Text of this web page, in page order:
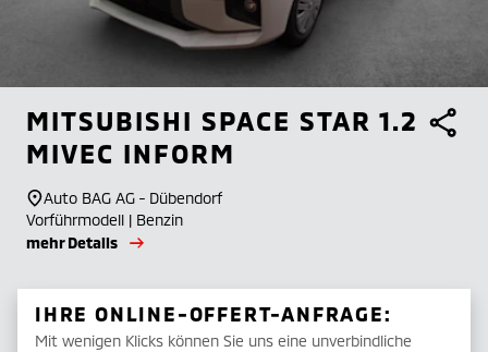
MITSUBISHI SPACE STAR 1.2
MIVEC INFORM
Auto BAG AG - Dübendorf
Vorführmodell | Benzin
mehr Details
IHRE ONLINE-OFFERT-ANFRAGE:
Mit wenigen Klicks können Sie uns eine unverbindliche